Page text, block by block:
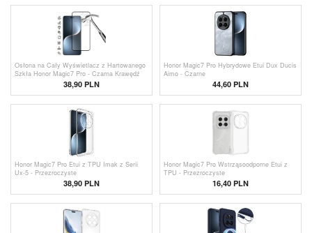
Osłona na Cały Wyświetlacz z Hartowanego
Szkła Honor Magic7 Pro - Czarna Krawędź
38,90 PLN
Honor Magic7 Pro Hybrydowe Etui Dux Ducis
Aimo - Czarne
44,60 PLN
Honor Magic7 Pro Etui z TPU Imak z Serii
Ux-5 - Przezroczyste
38,90 PLN
Honor Magic7 Pro Wstrząsoodporne Etui z
TPU - Przezroczyste
16,40 PLN